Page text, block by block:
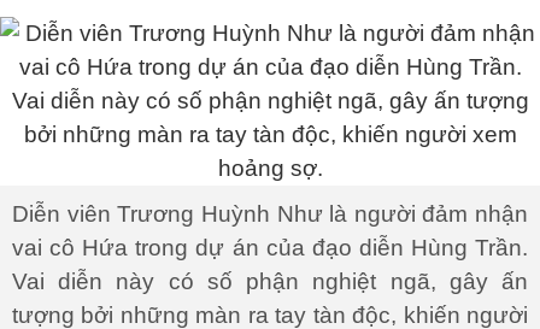
Diễn viên Trương Huỳnh Như là người đảm nhận
vai cô Hứa trong dự án của đạo diễn Hùng Trần.
Vai diễn này có số phận nghiệt ngã, gây ấn
tượng bởi những màn ra tay tàn độc, khiến người